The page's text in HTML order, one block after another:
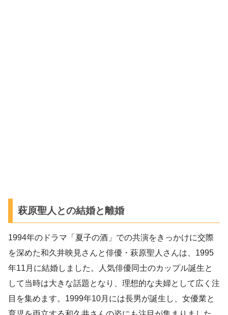
萩原聖人との結婚と離婚
1994年のドラマ「夏子の酒」での共演をきっかけに交際
を深めた和久井映見さんと俳優・萩原聖人さんは、1995
年11月に結婚しました。人気俳優同士のカップル誕生と
して当時は大きな話題となり、理想的な夫婦として広く注
目を集めます。1999年10月には長男が誕生し、女優業と